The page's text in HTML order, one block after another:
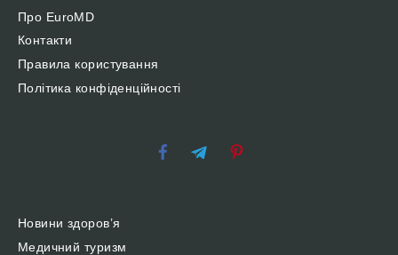
Про EuroMD
Контакти
Правила користування
Політика конфіденційності
Новини здоров’я
Медичний туризм